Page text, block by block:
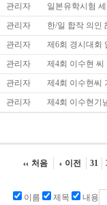
관리자
일본유학시험
관리자
한/일 합작 의인
관리자
제6회 경시대회
관리자
제4회 이수현
관리자
제4회 이수현씨
관리자 제4회 이수현기
처음 이전 31
이름 제목 내용